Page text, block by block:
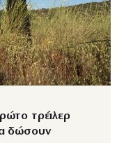
τρέιλερ
δώσουν